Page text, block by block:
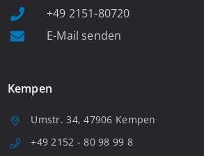
+49 2151-80720
E-Mail senden
Kempen
Umstr. 34, 47906 Kempen
+49 2152 - 80 98 99 8